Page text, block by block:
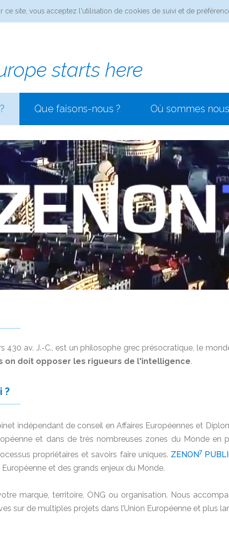
ce site, vous acceptez l'utilisation de cookies de suivi et de
starts here
Que faisons-nous ? Où sommes
430 av. J.-C., est un philosophe grec présocratique, le
on doit opposer les rigueurs de l'intelligence.
?
indépendant de conseil en Affaires Européennes et
et dans de très nombreuses zones du Monde en
propriétaires et savoirs faire uniques. ZENON7
et des grands enjeux du Monde.
marque, territoire, ONG ou organisation. Nous
sur de multiples projets dans l’Union Européenne et plus